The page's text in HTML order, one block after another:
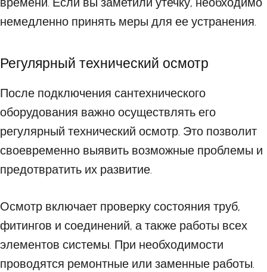
немедленно принять меры для ее устранения.
Регулярный технический осмотр
После подключения сантехнического
оборудования важно осуществлять его
регулярный технический осмотр. Это позволит
своевременно выявить возможные проблемы и
предотвратить их развитие.
Осмотр включает проверку состояния труб,
фитингов и соединений, а также работы всех
элементов системы. При необходимости
проводятся ремонтные или заменные работы.